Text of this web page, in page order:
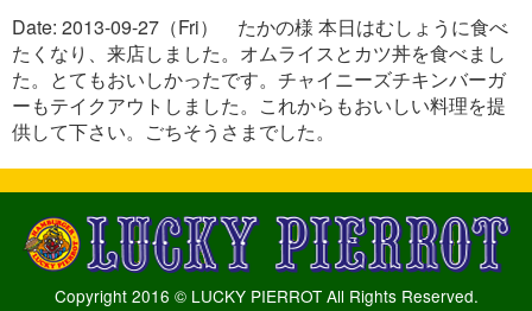
Date: 2013-09-27（Fri） たかの様 本日はむしょうに食べ
たくなり、来店しました。オムライスとカツ丼を食べまし
た。とてもおいしかったです。チャイニーズチキンバーガ
ーもテイクアウトしました。これからもおいしい料理を提
供して下さい。ごちそうさまでした。
Copyright 2016 © LUCKY PIERROT All Rights Reserved.